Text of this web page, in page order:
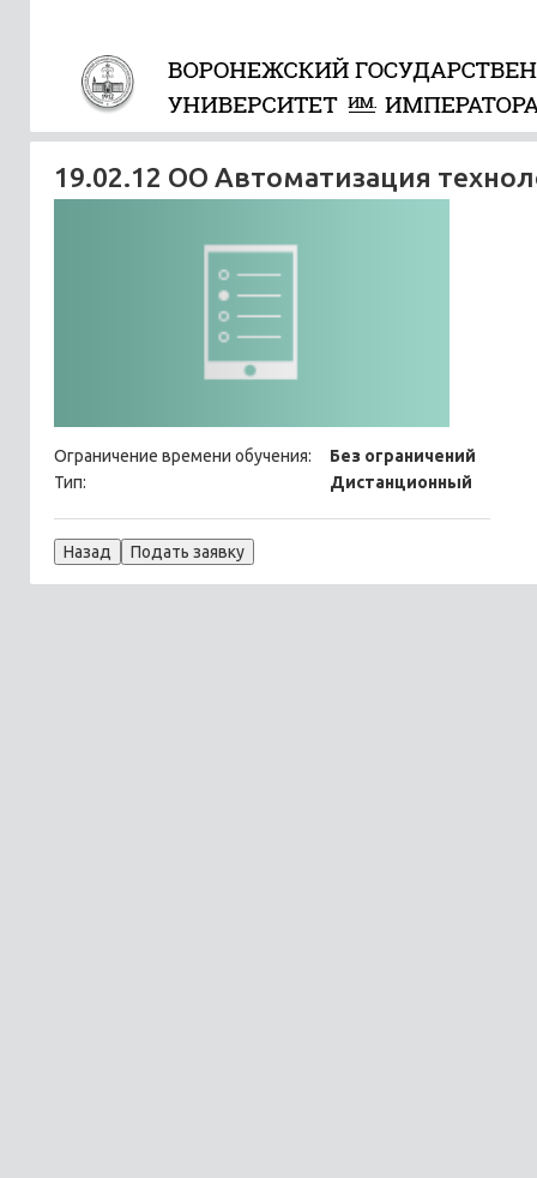
19.02.12 ОО Автоматизация
Ограничение времени обучения:
Без ограничений
Тип:
Дистанционный